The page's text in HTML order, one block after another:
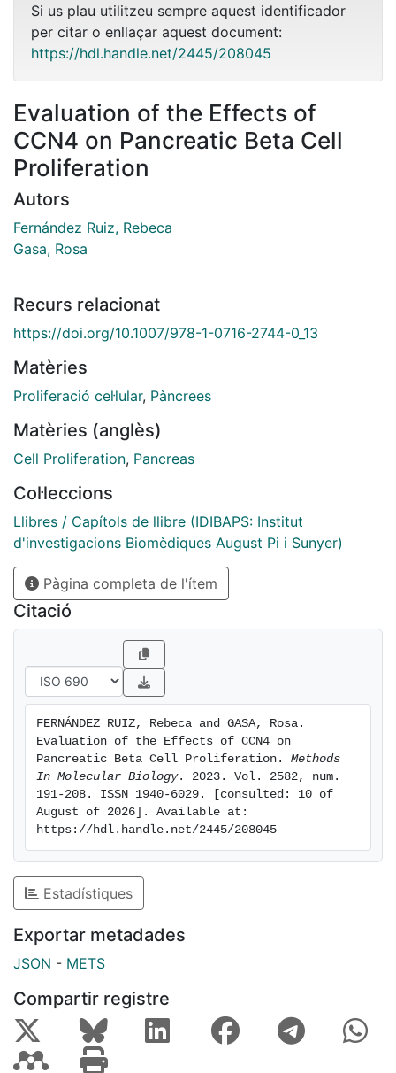
Si us plau utilitzeu sempre aquest identificador
per citar o enllaçar aquest document:
https://hdl.handle.net/2445/208045
Evaluation of the Effects of
CCN4 on Pancreatic Beta Cell
Proliferation
Autors
Fernández Ruiz, Rebeca
Gasa, Rosa
Recurs relacionat
https://doi.org/10.1007/978-1-0716-2744-0_13
Matèries
Proliferació cel·lular, Pàncrees
Matèries (anglès)
Cell Proliferation, Pancreas
Col·leccions
Llibres / Capítols de llibre (IDIBAPS: Institut
d'investigacions Biomèdiques August Pi i Sunyer)
Pàgina completa de l'ítem
Citació
FERNÁNDEZ RUIZ, Rebeca and GASA, Rosa.
Evaluation of the Effects of CCN4 on
Pancreatic Beta Cell Proliferation. Methods
In Molecular Biology. 2023. Vol. 2582, num.
191-208. ISSN 1940-6029. [consulted: 10 of
August of 2026]. Available at:
https://hdl.handle.net/2445/208045
Estadístiques
Exportar metadades
JSON - METS
Compartir registre